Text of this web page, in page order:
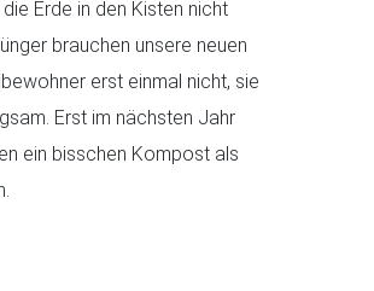
Erde in den Kisten nicht
brauchen unsere neuen
erst einmal nicht, sie
Erst im nächsten Jahr
ein bisschen Kompost als